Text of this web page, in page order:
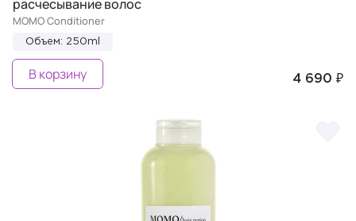
расчесывание волос
MOMO Conditioner
Объем: 250ml
4 690 ₽
В корзину